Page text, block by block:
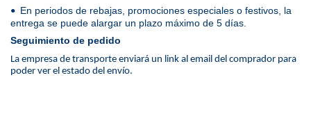
• En periodos de rebajas, promociones especiales o festivos, la
entrega se puede alargar un plazo máximo de 5 días.
Seguimiento de pedido
La empresa de transporte enviará un link al email del comprador para
poder ver el estado del envío.